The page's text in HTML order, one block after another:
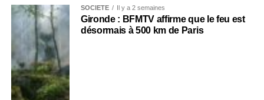
SOCIÉTÉ Il y a 2 semaines
Gironde : BFMTV affirme que le feu est
désormais à 500 km de Paris